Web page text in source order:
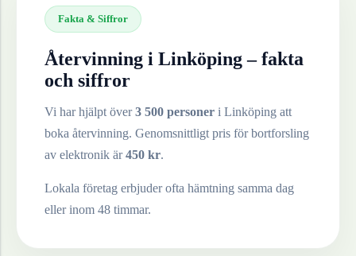
Fakta & Siffror
Återvinning i Linköping– fakta
och siffror
Vi har hjälpt över3 500 personer i Linköping att
boka återvinning. Genomsnittligt pris för bortforsling
av elektronik är450 kr.
Lokala företag erbjuder ofta hämtning samma dag
eller inom 48 timmar.